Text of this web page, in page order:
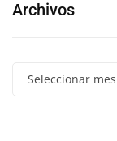
Archivos
Seleccionar mes